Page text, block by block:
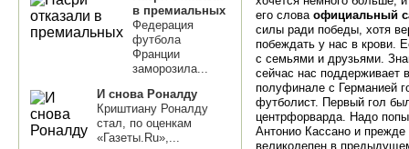
в премиальных
Федерация
футбола
Франции
заморозила...
И снова Роналду
Криштиану Роналду
стал, по оценкам
«Газеты.Ru»,...
его слова официальный
силы ради победы, хотя
побеждать у нас в крови.
с семьями и друзьями.
сейчас нас поддерживает
полуфинале с Германией
футболист. Первый гол
центрфорварда. Надо
Антонио Кассано и
великолепен в